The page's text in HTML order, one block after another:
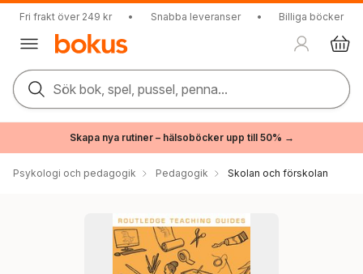
Fri frakt över 249 kr • Snabba leveranser • Billiga böcker
Sök bok, spel, pussel, penna...
Skapa nya rutiner – hälsoböcker upp till 50% →
Psykologi och pedagogik Pedagogik Skolan och förskolan